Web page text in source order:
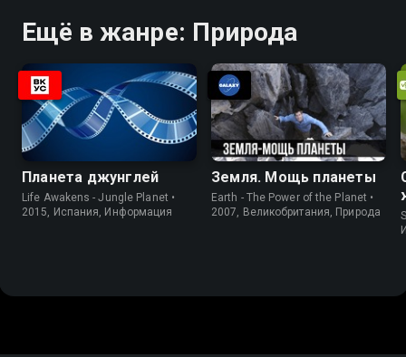
Ещё в жанре: Природа
Планета джунглей
Life Awakens - Jungle Planet •
2015, Испания, Информация
Земля. Мощь планеты
Earth - The Power of the Planet •
2007, Великобритания, Природа